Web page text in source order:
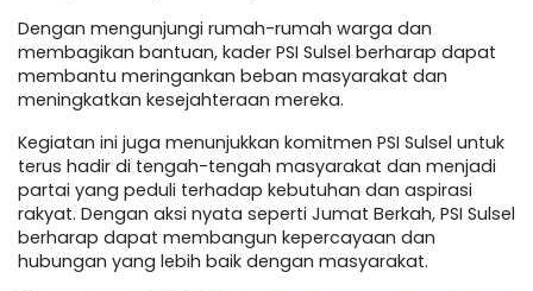
Dengan mengunjungi rumah-rumah warga dan
membagikan bantuan, kader PSI Sulsel berharap dapat
membantu meringankan beban masyarakat dan
meningkatkan kesejahteraan mereka.
Kegiatan ini juga menunjukkan komitmen PSI Sulsel untuk
terus hadir di tengah-tengah masyarakat dan menjadi
partai yang peduli terhadap kebutuhan dan aspirasi
rakyat. Dengan aksi nyata seperti Jumat Berkah, PSI Sulsel
berharap dapat membangun kepercayaan dan
hubungan yang lebih baik dengan masyarakat.